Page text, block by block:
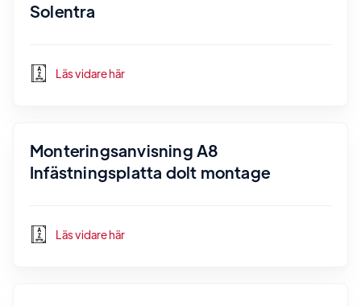
Solentra
Läs vidare här
Monteringsanvisning A8
Infästningsplatta dolt montage
Läs vidare här